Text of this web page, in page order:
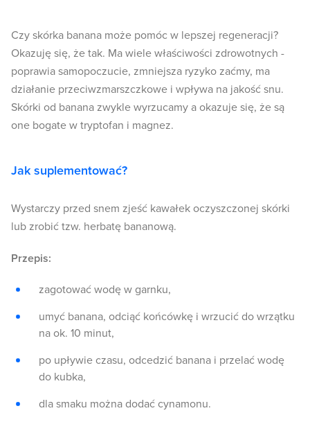
Czy skórka banana może pomóc w lepszej regeneracji?
Okazuję się, że tak. Ma wiele właściwości zdrowotnych -
poprawia samopoczucie, zmniejsza ryzyko zaćmy, ma
działanie przeciwzmarszczkowe i wpływa na jakość snu.
Skórki od banana zwykle wyrzucamy a okazuje się, że są
one bogate w tryptofan i magnez.
Jak suplementować?
Wystarczy przed snem zjeść kawałek oczyszczonej skórki
lub zrobić tzw. herbatę bananową.
Przepis:
zagotować wodę w garnku,
umyć banana, odciąć końcówkę i wrzucić do wrzątku
na ok. 10 minut,
po upływie czasu, odcedzić banana i przelać wodę
do kubka,
dla smaku można dodać cynamonu.